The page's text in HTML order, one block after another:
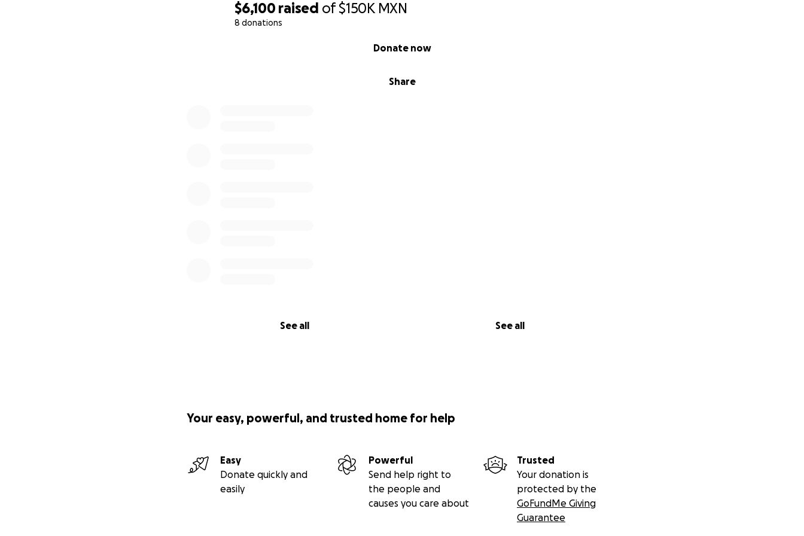
$6,100 raised of$150K MXN
8 donations
Share
Donate now
See all See all
Your easy, powerful, and trusted home for help
Easy
Donate quickly and
easily
Powerful
Send help right to
the people and
causes you care about
Trusted
Your donation is
protected by the
GoFundMe Giving
Guarantee